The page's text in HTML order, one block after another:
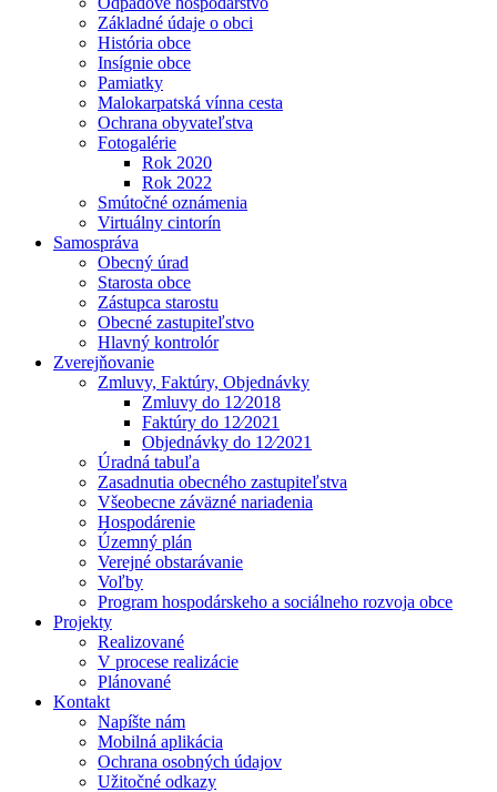
Základné údaje o obci
História obce
Insígnie obce
Pamiatky
Malokarpatská vínna cesta
Ochrana obyvateľstva
Fotogalérie
Rok 2020
Rok 2022
Smútočné oznámenia
Virtuálny cintorín
Samospráva
Obecný úrad
Starosta obce
Zástupca starostu
Obecné zastupiteľstvo
Hlavný kontrolór
Zverejňovanie
Zmluvy, Faktúry, Objednávky
Zmluvy do 12⁄2018
Faktúry do 12⁄2021
Objednávky do 12⁄2021
Úradná tabuľa
Zasadnutia obecného zastupiteľstva
Všeobecne záväzné nariadenia
Hospodárenie
Územný plán
Verejné obstarávanie
Voľby
Program hospodárskeho a sociálneho rozvoja obce
Projekty
Realizované
V procese realizácie
Plánované
Kontakt
Napíšte nám
Mobilná aplikácia
Ochrana osobných údajov
Užitočné odkazy